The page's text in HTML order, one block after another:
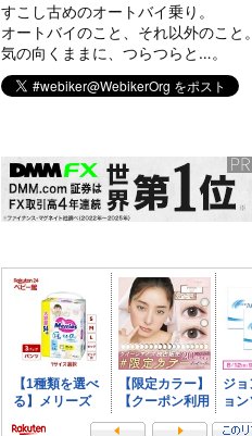
すこし古めのオートバイ乗り。
オートバイのこと、それ以外のこと。
気の向くままに、つらつらと…。